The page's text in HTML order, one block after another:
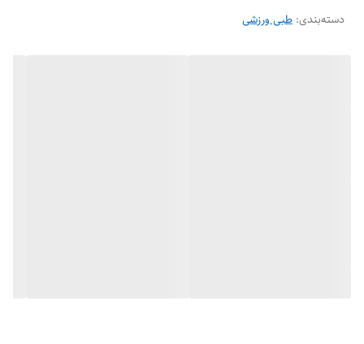
بانداژباید طوری در محل پیچیده شود که فشار روی عروق ایجاد نکند بانداژ را
دسته‌بندی: طبی ورزشی